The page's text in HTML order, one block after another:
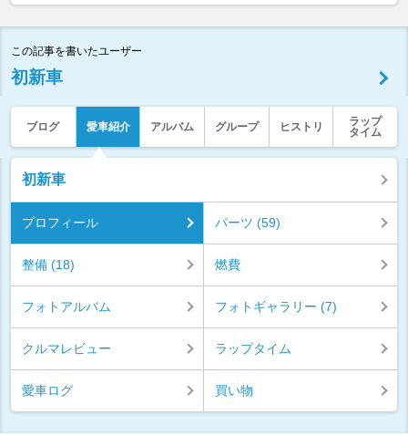
この記事を書いたユーザー
初新車
ブログ 愛車紹介 アルバム グループ ヒストリ
ラップ
タイム
初新車
プロフィール パーツ (59)
整備 (18) 燃費
フォトアルバム フォトギャラリー (7)
クルマレビュー ラップタイム
愛車ログ 買い物